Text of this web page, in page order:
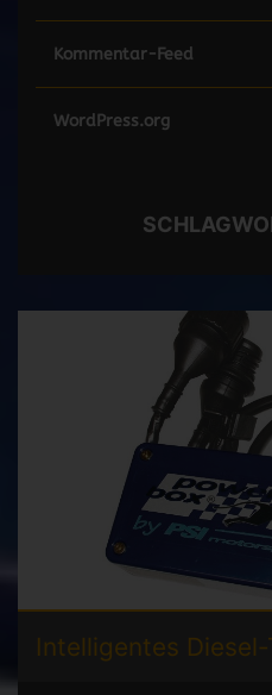
Kommentar-Feed
WordPress.org
Intelligentes